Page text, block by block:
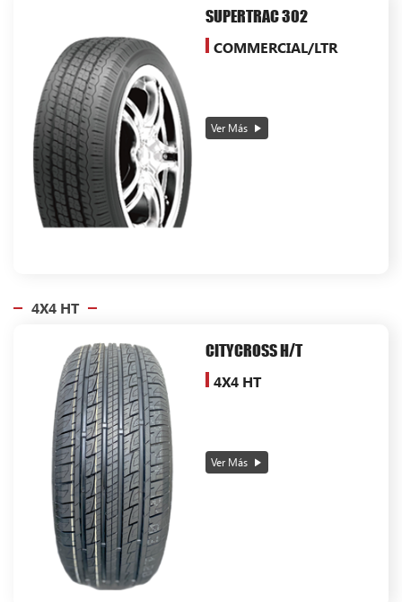
SUPERTRAC 302
COMMERCIAL/LTR
Ver Más
4X4 HT
CITYCROSS H/T
4X4 HT
Ver Más